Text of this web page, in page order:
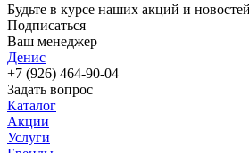
Будьте в курсе наших акций и новостей
Подписаться
Ваш менеджер
Денис
+7 (926) 464-90-04
Задать вопрос
Каталог
Акции
Услуги